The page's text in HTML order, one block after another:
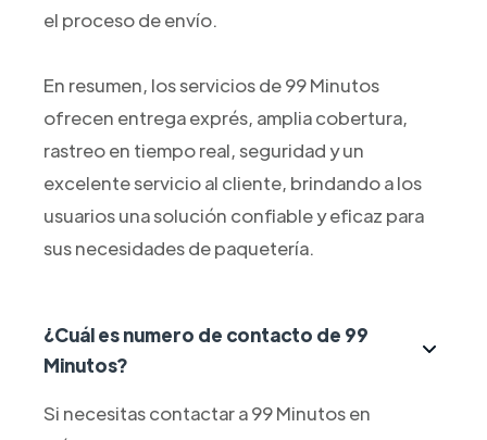
el proceso de envío.
En resumen, los servicios de 99 Minutos
ofrecen entrega exprés, amplia cobertura,
rastreo en tiempo real, seguridad y un
excelente servicio al cliente, brindando a los
usuarios una solución confiable y eficaz para
sus necesidades de paquetería.
¿Cuál es numero de contacto de 99
Minutos?
Si necesitas contactar a 99 Minutos en